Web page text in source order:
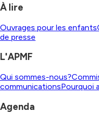
À lire
Ouvrages pour les enfants
de presse
L'APMF
Qui sommes-nous?
communicationsPourquoi
Agenda